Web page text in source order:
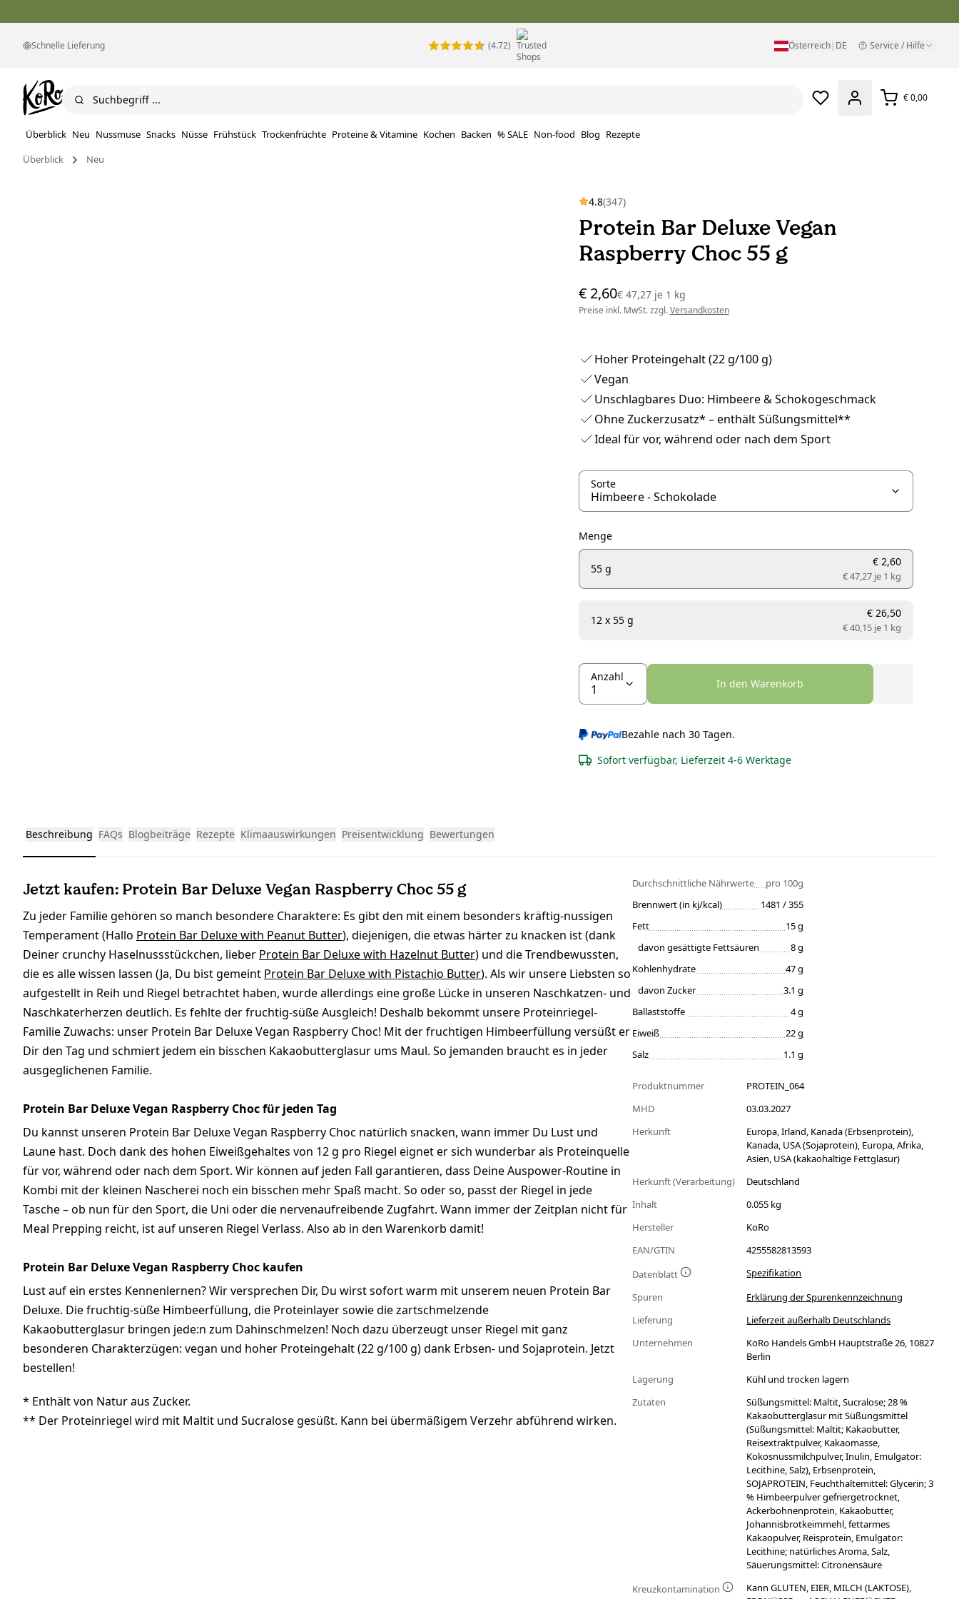
Schnelle Lieferung (4.72) Österreich| DE Service / Hilfe
€ 0,00
Überblick Neu Nussmuse Snacks Nüsse Frühstück Trockenfrüchte Proteine ​​& Vitamine Kochen Backen % SALE Non-food Blog Rezepte
Überblick
Neu
4.8(347)
Protein Bar Deluxe Vegan
Raspberry Choc 55 g
€ 2,60€ 47,27 je1 kg
Preise inkl. MwSt. zzgl.Versandkosten
Hoher Proteingehalt (22 g/100 g)
Vegan
Unschlagbares Duo: Himbeere & Schokogeschmack
Ohne Zuckerzusatz* – enthält Süßungsmittel**
Ideal für vor, während oder nach dem Sport
Sorte
Menge
55 g
€ 2,60
€ 47,27 je1 kg
12 x 55 g
€ 26,50
€ 40,15 je1 kg
Anzahl
In den Warenkorb
Bezahle nach 30 Tagen.
Sofort verfügbar, Lieferzeit 4-6 Werktage
Beschreibung FAQs Blogbeiträge Rezepte Klimaauswirkungen Preisentwicklung Bewertungen
Jetzt kaufen: Protein Bar Deluxe Vegan Raspberry Choc 55 g
Zu jeder Familie gehören so manch besondere Charaktere: Es gibt den mit einem besonders kräftig-nussigen
Temperament (Hallo Protein Bar Deluxe with Peanut Butter), diejenigen, die etwas härter zu knacken ist (dank
Deiner crunchy Haselnussstückchen, lieber Protein Bar Deluxe with Hazelnut Butter) und die Trendbewussten,
die es alle wissen lassen (Ja, Du bist gemeint Protein Bar Deluxe with Pistachio Butter). Als wir unsere Liebsten so
aufgestellt in Reih und Riegel betrachtet haben, wurde allerdings eine große Lücke in unseren Naschkatzen- und
Naschkaterherzen deutlich. Es fehlte der fruchtig-süße Ausgleich! Deshalb bekommt unsere Proteinriegel-
Familie Zuwachs: unser Protein Bar Deluxe Vegan Raspberry Choc! Mit der fruchtigen Himbeerfüllung versüßt er
Dir den Tag und schmiert jedem ein bisschen Kakaobutterglasur ums Maul. So jemanden braucht es in jeder
ausgeglichenen Familie.
Protein Bar Deluxe Vegan Raspberry Choc für jeden Tag
Du kannst unseren Protein Bar Deluxe Vegan Raspberry Choc natürlich snacken, wann immer Du Lust und
Laune hast. Doch dank des hohen Eiweißgehaltes von 12 g pro Riegel eignet er sich wunderbar als Proteinquelle
für vor, während oder nach dem Sport. Wir können auf jeden Fall garantieren, dass Deine Auspower-Routine in
Kombi mit der kleinen Nascherei noch ein bisschen mehr Spaß macht. So oder so, passt der Riegel in jede
Tasche – ob nun für den Sport, die Uni oder die nervenaufreibende Zugfahrt. Wann immer der Zeitplan nicht für
Meal Prepping reicht, ist auf unseren Riegel Verlass. Also ab in den Warenkorb damit!
Protein Bar Deluxe Vegan Raspberry Choc kaufen
Lust auf ein erstes Kennenlernen? Wir versprechen Dir, Du wirst sofort warm mit unserem neuen Protein Bar
Deluxe. Die fruchtig-süße Himbeerfüllung, die Proteinlayer sowie die zartschmelzende
Kakaobutterglasur bringen jede:n zum Dahinschmelzen! Noch dazu überzeugt unser Riegel mit ganz
besonderen Charakterzügen: vegan und hoher Proteingehalt (22 g/100 g) dank Erbsen- und Sojaprotein. Jetzt
bestellen!
* Enthält von Natur aus Zucker.
** Der Proteinriegel wird mit Maltit und Sucralose gesüßt. Kann bei übermäßigem Verzehr abführend wirken.
Durchschnittliche Nährwerte
pro 100g
Brennwert (in kj/kcal)
1481 / 355
Fett
15 g
davon gesättigte Fettsäuren
8 g
Kohlenhydrate
47 g
davon Zucker
3.1 g
Ballaststoffe
4 g
Eiweiß
22 g
Salz
1.1 g
Produktnummer
PROTEIN_064
MHD
03.03.2027
Herkunft
Europa, Irland, Kanada (Erbsenprotein),
Kanada, USA (Sojaprotein), Europa, Afrika,
Asien, USA (kakaohaltige Fettglasur)
Herkunft (Verarbeitung)
Deutschland
Inhalt
0.055 kg
Hersteller
KoRo
EAN/GTIN
4255582813593
Datenblatt
Spezifikation
Spuren
Erklärung der Spurenkennzeichnung
Lieferung
Lieferzeit außerhalb Deutschlands
Unternehmen
KoRo Handels GmbH Hauptstraße 26, 10827
Berlin
Lagerung
Kühl und trocken lagern
Zutaten
Süßungsmittel: Maltit, Sucralose; 28 %
Kakaobutterglasur mit Süßungsmittel
(Süßungsmittel: Maltit; Kakaobutter,
Reisextraktpulver, Kakaomasse,
Kokosnussmilchpulver, Inulin, Emulgator:
Lecithine, Salz), Erbsenprotein,
SOJAPROTEIN, Feuchthaltemittel: Glycerin; 3
% Himbeerpulver gefriergetrocknet,
Ackerbohnenprotein, Kakaobutter,
Johannisbrotkeimmehl, fettarmes
Kakaopulver, Reisprotein, Emulgator:
Lecithine; natürliches Aroma, Salz,
Säuerungsmittel: Citronensäure
Kreuzkontamination
Kann GLUTEN, EIER, MILCH (LAKTOSE),